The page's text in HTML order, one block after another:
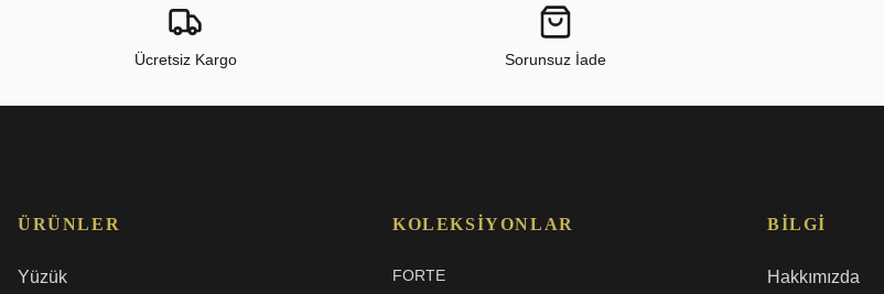
Ücretsiz Kargo Sorunsuz İade
ÜRÜNLER
Yüzük
KOLEKSIYONLAR
FORTE
BILGI
Hakkımızda